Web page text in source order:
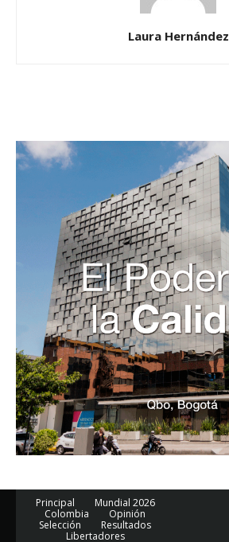
Laura Hernández
Principal
Mundial 2026
Colombia
Opinión
Selección
Resultados
Libertadores